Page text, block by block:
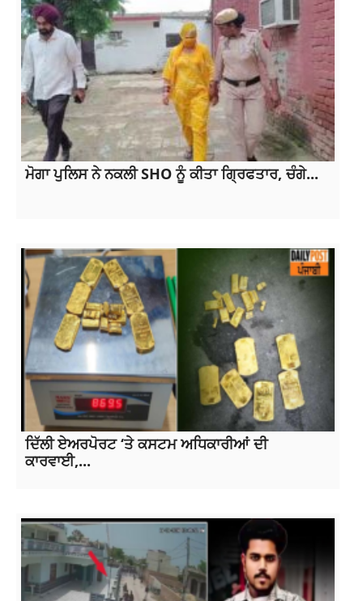
ਮੋਗਾ ਪੁਲਿਸ ਨੇ ਨਕਲੀ SHO ਨੂੰ ਕੀਤਾ ਗ੍ਰਿਫਤਾਰ, ਚੰਗੇ...
ਦਿੱਲੀ ਏਅਰਪੋਰਟ ‘ਤੇ ਕਸਟਮ ਅਧਿਕਾਰੀਆਂ ਦੀ
ਕਾਰਵਾਈ,...